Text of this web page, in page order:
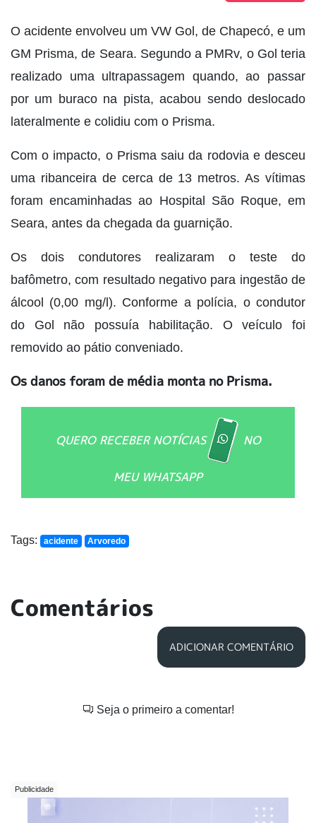
O acidente envolveu um VW Gol, de Chapecó, e um
GM Prisma, de Seara. Segundo a PMRv, o Gol teria
realizado uma ultrapassagem quando, ao passar
por um buraco na pista, acabou sendo deslocado
lateralmente e colidiu com o Prisma.
Com o impacto, o Prisma saiu da rodovia e desceu
uma ribanceira de cerca de 13 metros. As vítimas
foram encaminhadas ao Hospital São Roque, em
Seara, antes da chegada da guarnição.
Os dois condutores realizaram o teste do
bafômetro, com resultado negativo para ingestão de
álcool (0,00 mg/l). Conforme a polícia, o condutor
do Gol não possuía habilitação. O veículo foi
removido ao pátio conveniado.
Os danos foram de média monta no Prisma.
QUERO RECEBER NOTÍCIAS NO
MEU WHATSAPP
Tags: acidente Arvoredo
Comentários
ADICIONAR COMENTÁRIO
Seja o primeiro a comentar!